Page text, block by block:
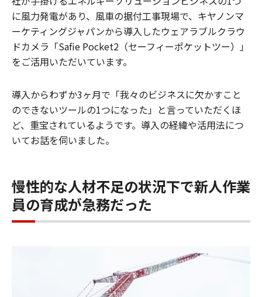
に風力発電があり、風車の据付工事現場で、キヤノンマ
ーケティングジャパンから導入したウェアラブルクラウ
ドカメラ「Safie Pocket2（セーフィーポケットツー）」
をご活用いただいています。
導入からわずか3ヶ月で「我々のビジネスに欠かすこと
のできないツールの1つになった」と言っていただくほ
ど、重宝されているようです。導入の経緯や活用法につ
いてお話を伺いました。
慢性的な人材不足の状況下で新人作業
員の育成が急務だった